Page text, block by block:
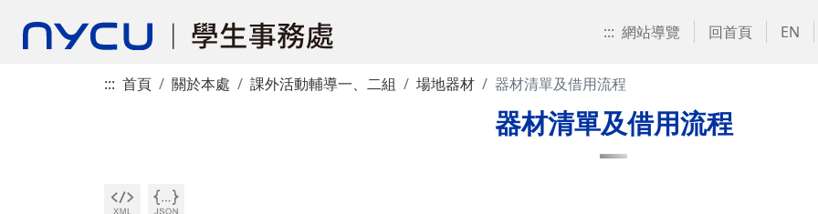
::: 網站導覽 回首頁 EN
::: 首頁 關於本處 課外活動輔導一、二組 場地器材 器材清單及借用流程
器材清單及借用流程